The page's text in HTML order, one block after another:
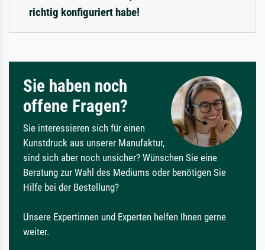
richtig konfiguriert habe!
Sie haben noch
offene Fragen?
Sie interessieren sich für einen
Kunstdruck aus unserer Manufaktur,
sind sich aber noch unsicher? Wünschen Sie eine
Beratung zur Wahl des Mediums oder benötigen Sie
Hilfe bei der Bestellung?
Unsere Expertinnen und Experten helfen Ihnen gerne
weiter.